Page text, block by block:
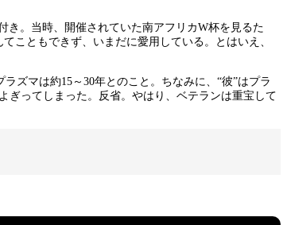
き。当時、開催されていた南アフリカW杯を見るた
こともできず、いまだに愛用している。とはいえ、
ズマは約15～30年とのこと。ちなみに、“彼”はプラ
ぎってしまった。反省。やはり、ベテランは重宝して